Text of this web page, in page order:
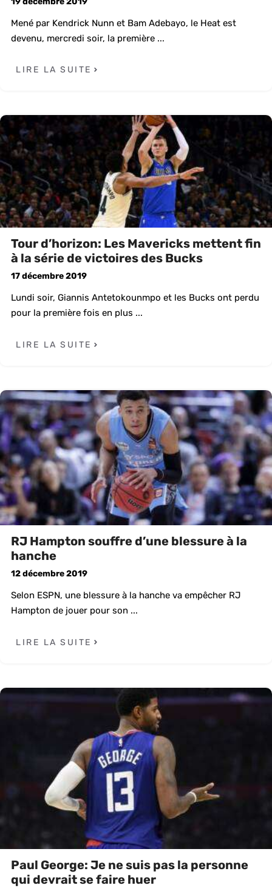
Mené par Kendrick Nunn et Bam Adebayo, le Heat est
devenu, mercredi soir, la première ...
LIRE LA SUITE
Tour d’horizon: Les Mavericks mettent fin
à la série de victoires des Bucks
17 décembre 2019
Lundi soir, Giannis Antetokounmpo et les Bucks ont perdu
pour la première fois en plus ...
LIRE LA SUITE
RJ Hampton souffre d’une blessure à la
hanche
12 décembre 2019
Selon ESPN, une blessure à la hanche va empêcher RJ
Hampton de jouer pour son ...
LIRE LA SUITE
Paul George: Je ne suis pas la personne
qui devrait se faire huer